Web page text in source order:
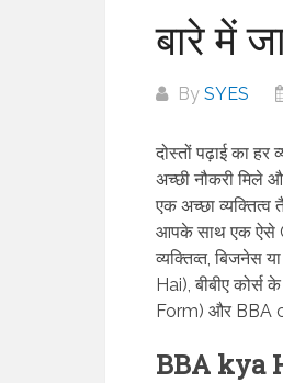
बारे में
By SYES
दोस्तों पढ़ाई का
अच्छी नौकरी मिले
एक अच्छा व्यक्तित्व
आपके साथ एक ऐसे
व्यक्तिव्त, बिजनेस
Hai), बीबीए कोर्स
Form) और BBA
BBA kya